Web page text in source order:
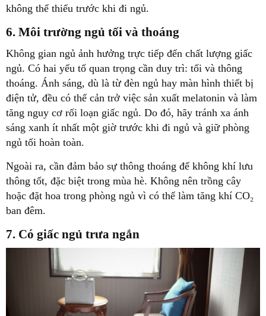
không thể thiếu trước khi đi ngủ.
6. Môi trường ngủ tối và thoáng
Không gian ngủ ảnh hưởng trực tiếp đến chất lượng giấc
ngủ. Có hai yếu tố quan trọng cần duy trì: tối và thông
thoáng. Ánh sáng, dù là từ đèn ngủ hay màn hình thiết bị
điện tử, đều có thể cản trở việc sản xuất melatonin và làm
tăng nguy cơ rối loạn giấc ngủ. Do đó, hãy tránh xa ánh
sáng xanh ít nhất một giờ trước khi đi ngủ và giữ phòng
ngủ tối hoàn toàn.
Ngoài ra, cần đảm bảo sự thông thoáng để không khí lưu
thông tốt, đặc biệt trong mùa hè. Không nên trồng cây
hoặc đặt hoa trong phòng ngủ vì có thể làm tăng khí CO₂
ban đêm.
7. Có giấc ngủ trưa ngắn